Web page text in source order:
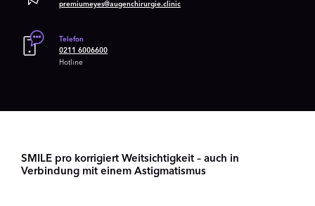
premiumeyes@augenchirurgie.clinic
Telefon
0211 6006600
Hotline
SMILE pro korrigiert Weitsichtigkeit – auch in
Verbindung mit einem Astigmatismus